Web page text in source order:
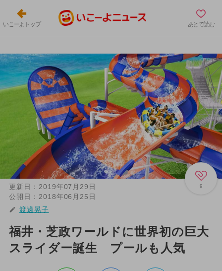
いこーよトップ あとで読む
9
更新日： 2019年07月29日
公開日： 2018年06月25日
渡邊晃子
福井・芝政ワールドに世界初の巨大
スライダー誕生 プールも人気